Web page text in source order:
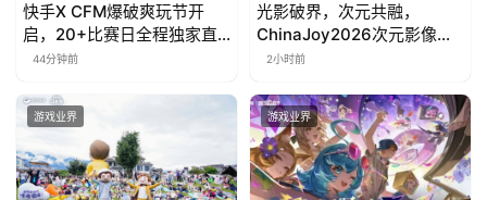
快手X CFM爆破爽玩节开
启，20+比赛日全程独家直
播
44分钟前
光影破界，次元共融，
ChinaJoy2026次元影像生
态标准化发展大会盛大召开
2小时前
游戏业界 游戏业界